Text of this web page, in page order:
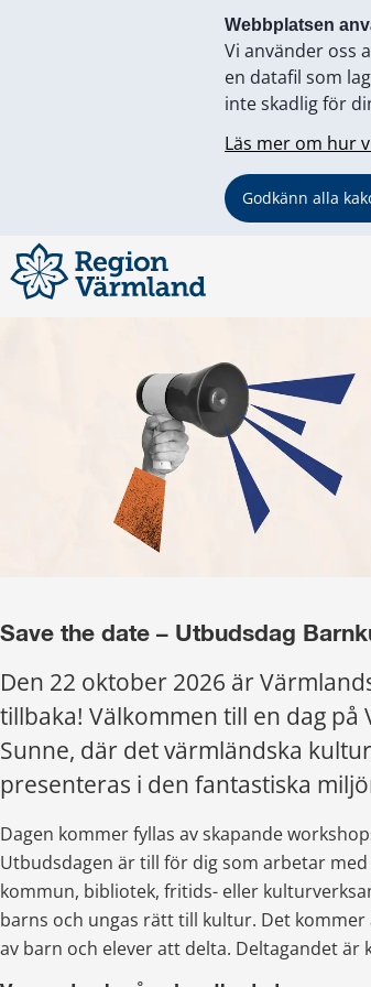
Webbplatsen
Vi använder oss
en datafil som
inte skadlig för
Läs mer om hur
Godkänn alla
Save the date – Utbudsdag
Den 22 oktober 2026 är
tillbaka! Välkommen till en dag på
Sunne, där det värmländska
presenteras i den fantastiska
Dagen kommer fyllas av skapande
Utbudsdagen är till för dig som arbetar
kommun, bibliotek, fritids- eller
barns och ungas rätt till kultur. Det
av barn och elever att delta. Deltagandet är